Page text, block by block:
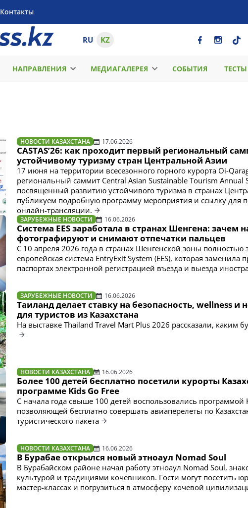
Контакты
RU KZ
НАПРАВЛЕНИЯ МЕДИАГАЛЕРЕЯ СОБЫТИЯ ТЕСТЫ
НОВОСТИ КАЗАХСТАНА 17.06.2026
CASTAS’26: как проходит первый региональный
устойчивому туризму стран Центральной Азии
17 июня на территории всесезонного горного курорта Oi-
региональный саммит Central Asian Sustainable Tourism Annual
посвященный развитию устойчивого туризма в странах
публикуем подробную программу мероприятия и ссылку для
онлайн-трансляции.
ЗАРУБЕЖНЫЕ НОВОСТИ 16.06.2026
Система EES заработала в странах Шенгена: зачем
фотографируют и снимают отпечатки пальцев
С 10 апреля 2026 года в странах Шенгенской зоны полностью
европейская система EntryExit System (EES), которая
паспортах электронной регистрацией въезда и выезда
ЗАРУБЕЖНЫЕ НОВОСТИ 16.06.2026
Таиланд делает ставку на безопасность, wellness
для туристов из Казахстана
На выставке Thailand Travel Mart Plus 2026 рассказали, каким
НОВОСТИ КАЗАХСТАНА 16.06.2026
Более 100 детей бесплатно посетили курорты
программе Kids Go Free
С начала года свыше 100 детей воспользовались программой
позволяющей бесплатно совершать авиаперелеты по
туристического пакета
НОВОСТИ КАЗАХСТАНА 16.06.2026
В Бурабае открылся новый этноаул Nomad Soul
В Бурабайском районе начал работу этноаул Nomad Soul,
культурой и традициями кочевников. Гости могут посетить
мастер-классах и погрузиться в атмосферу кочевой